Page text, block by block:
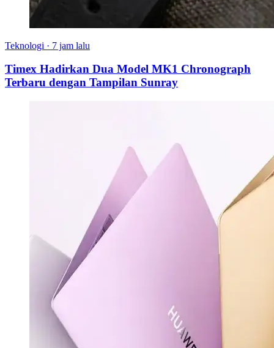
Teknologi · 7 jam lalu
Timex Hadirkan Dua Model MK1 Chronograph
Terbaru dengan Tampilan Sunray